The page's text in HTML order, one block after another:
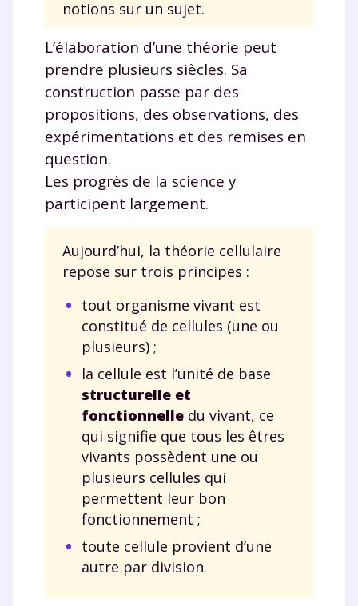
notions sur un sujet.
L’élaboration d’une théorie peut
prendre plusieurs siècles. Sa
construction passe par des
propositions, des observations, des
expérimentations et des remises en
question.
Les progrès de la science y
participent largement.
Aujourd’hui, la théorie cellulaire
repose sur trois principes :
tout organisme vivant est
constitué de cellules (une ou
plusieurs) ;
la cellule est l’unité de base
structurelle et
fonctionnelle du vivant, ce
qui signifie que tous les êtres
vivants possèdent une ou
plusieurs cellules qui
permettent leur bon
fonctionnement ;
toute cellule provient d’une
autre par division.